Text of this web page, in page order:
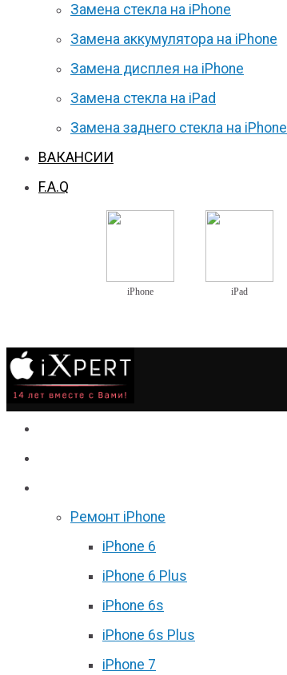
Замена стекла на iPhone
Замена аккумулятора на iPhone
Замена дисплея на iPhone
Замена стекла на iPad
Замена заднего стекла на iPhone
ВАКАНСИИ
F.A.Q
iPhone iPad
Ремонт iPhone
iPhone 6
iPhone 6 Plus
iPhone 6s
iPhone 6s Plus
iPhone 7